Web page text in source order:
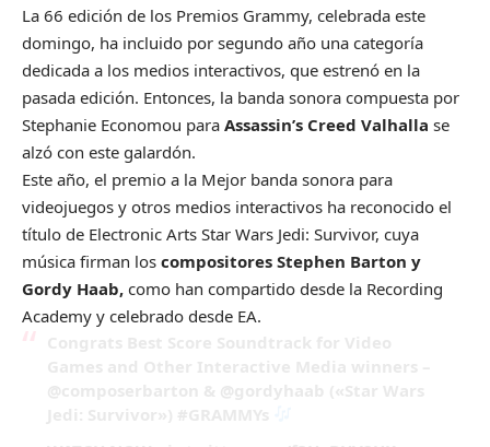
La 66 edición de los Premios Grammy, celebrada este
domingo, ha incluido por segundo año una categoría
dedicada a los medios interactivos, que estrenó en la
pasada edición. Entonces, la banda sonora compuesta por
Stephanie Economou para Assassin’s Creed Valhalla se
alzó con este galardón.
Este año, el premio a la Mejor banda sonora para
videojuegos y otros medios interactivos ha reconocido el
título de Electronic Arts Star Wars Jedi: Survivor, cuya
música firman los compositores Stephen Barton y
Gordy Haab, como han compartido desde la Recording
Academy y celebrado desde EA.